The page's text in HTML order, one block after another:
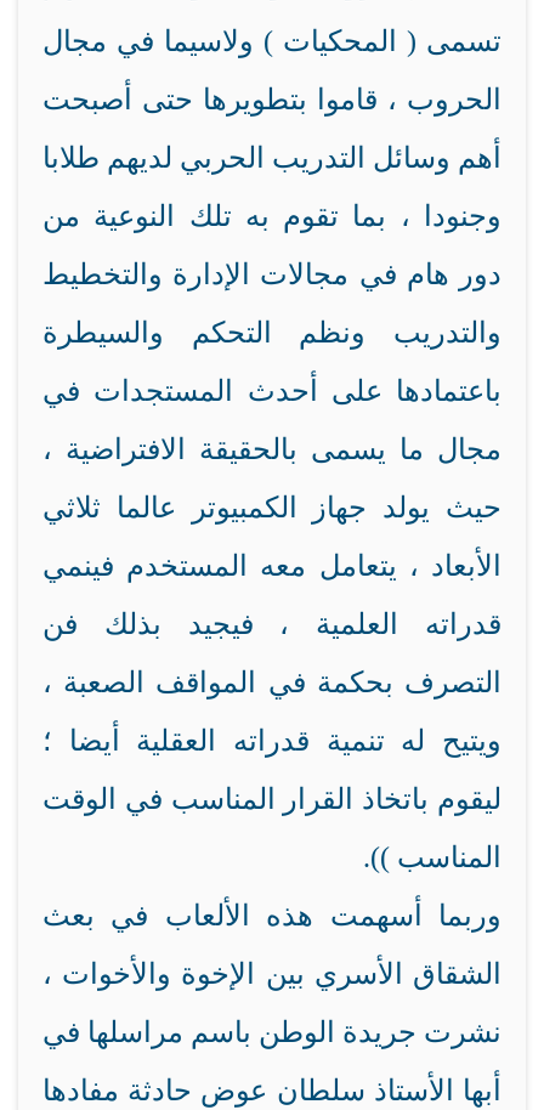
تسمى ( المحكيات ) ولاسيما في مجال
الحروب ، قاموا بتطويرها حتى أصبحت
أهم وسائل التدريب الحربي لديهم طلابا
وجنودا ، بما تقوم به تلك النوعية من
دور هام في مجالات الإدارة والتخطيط
والتدريب ونظم التحكم والسيطرة
باعتمادها على أحدث المستجدات في
مجال ما يسمى بالحقيقة الافتراضية ،
حيث يولد جهاز الكمبيوتر عالما ثلاثي
الأبعاد ، يتعامل معه المستخدم فينمي
قدراته العلمية ، فيجيد بذلك فن
التصرف بحكمة في المواقف الصعبة ،
ويتيح له تنمية قدراته العقلية أيضا ؛
ليقوم باتخاذ القرار المناسب في الوقت
المناسب )).
وربما أسهمت هذه الألعاب في بعث
الشقاق الأسري بين الإخوة والأخوات ،
نشرت جريدة الوطن باسم مراسلها في
أبها الأستاذ سلطان عوض حادثة مفادها